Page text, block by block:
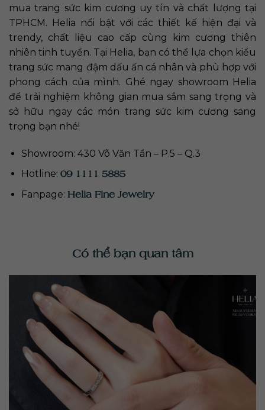
mua trang sức kim cương uy tín và chất lượng tại
TPHCM. Helia nổi bật với các thiết kế hiện đại và
trendy, chất liệu cao cấp cùng kim cương thiên
nhiên tinh tuyển. Tại Helia, bạn có thể lựa chọn kiểu
trang sức mang đậm dấu ấn cá nhân và phù hợp với
phong cách của mình. Ghé ngay showroom Helia
để trải nghiệm không gian mua sắm sang trọng và
sở hữu ngay các món trang sức kim cương sang
trọng bạn nhé!
Showroom: 430 Võ Văn Tần – P.5 – Q.3
Hotline: 09 1111 5885
Fanpage: Helia Fine Jewelry
Có thể bạn quan tâm